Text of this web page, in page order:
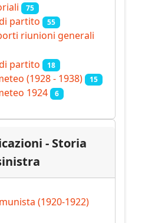
75
partito 55
riunioni generali
partito 18
(1928 - 1938) 15
1924 6
- Storia
(1920-1922)